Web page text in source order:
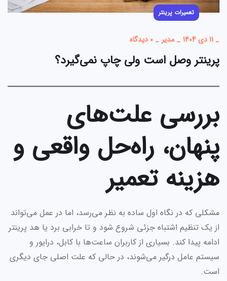
تعمیرات پرینتر
_ 11 دی 1404 _ مدیر _ 0 دیدگاه
پرینتر وصل است ولی چاپ نمی‌گیرد؟
بررسی علت‌های
پنهان، راه‌حل واقعی و
هزینه تعمیر
مشکلی که در نگاه اول ساده به نظر می‌رسد، اما در عمل می‌تواند
از یک تنظیم اشتباه جزئی شروع شود و تا خرابی برد یا هد پرینتر
ادامه پیدا کند. بسیاری از کاربران ساعت‌ها با کابل، درایور و
سیستم عامل درگیر می‌شوند، در حالی که علت اصلی جای دیگری
است.